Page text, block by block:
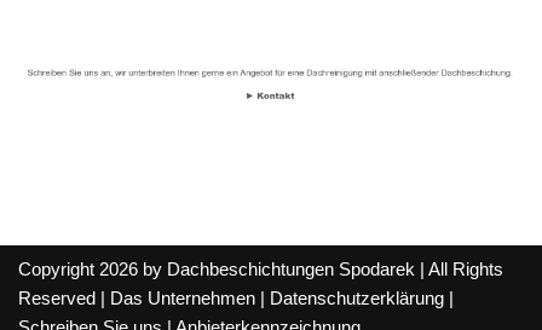
Copyright 2026 by Dachbeschichtungen Spodarek | All Rights
Reserved |
Das Unternehmen Datenschutzerklärung